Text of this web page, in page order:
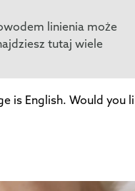
linienia może
tutaj wiele
English. Would you